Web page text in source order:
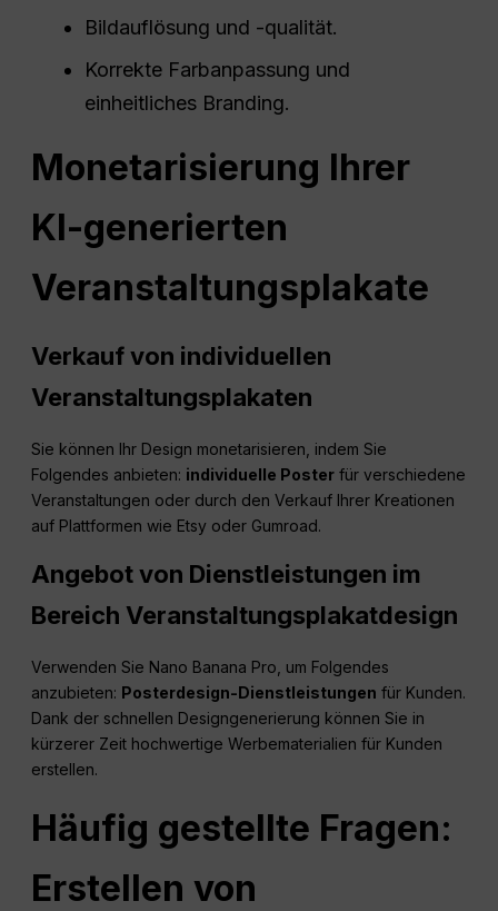
Bildauflösung und -qualität.
Korrekte Farbanpassung und
einheitliches Branding.
Monetarisierung Ihrer
KI-generierten
Veranstaltungsplakate
Verkauf von individuellen
Veranstaltungsplakaten
Sie können Ihr Design monetarisieren, indem Sie
Folgendes anbieten: individuelle Poster für verschiedene
Veranstaltungen oder durch den Verkauf Ihrer Kreationen
auf Plattformen wie Etsy oder Gumroad.
Angebot von Dienstleistungen im
Bereich Veranstaltungsplakatdesign
Verwenden Sie Nano Banana Pro, um Folgendes
anzubieten: Posterdesign-Dienstleistungen für Kunden.
Dank der schnellen Designgenerierung können Sie in
kürzerer Zeit hochwertige Werbematerialien für Kunden
erstellen.
Häufig gestellte Fragen:
Erstellen von